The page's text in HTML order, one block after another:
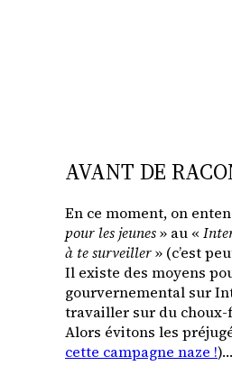
AVANT DE
En ce moment, on
pour les jeunes» au «
à te surveiller» (c’est
Il existe des moyens
gourvernemental sur
travailler sur du choux-
Alors évitons les
cette campagne naze !)…